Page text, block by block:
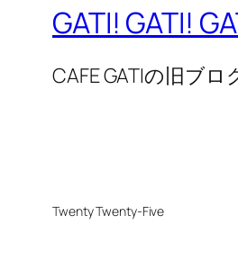
GATI! GATI!
CAFE GATIの旧ブ
Twenty Twenty-Five